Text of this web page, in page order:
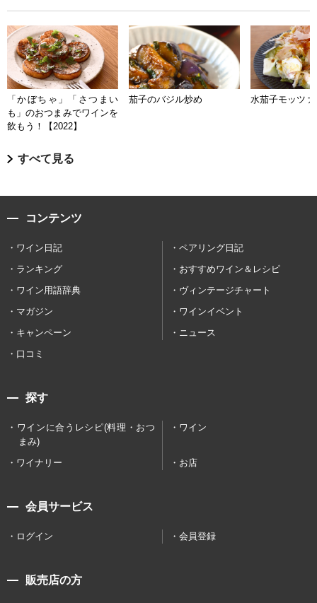
「かぼちゃ」「さつまい
も」のおつまみでワインを
飲もう！【2022】
茄子のバジル炒め 水茄子モッツァ
すべて見る
コンテンツ
ワイン日記
ペアリング日記
ランキング
おすすめワイン＆レシピ
ワイン用語辞典
ヴィンテージチャート
マガジン
ワインイベント
キャンペーン
ニュース
口コミ
探す
ワインに合うレシピ(料理・おつ
まみ)
ワイン
ワイナリー お店
会員サービス
ログイン 会員登録
販売店の方